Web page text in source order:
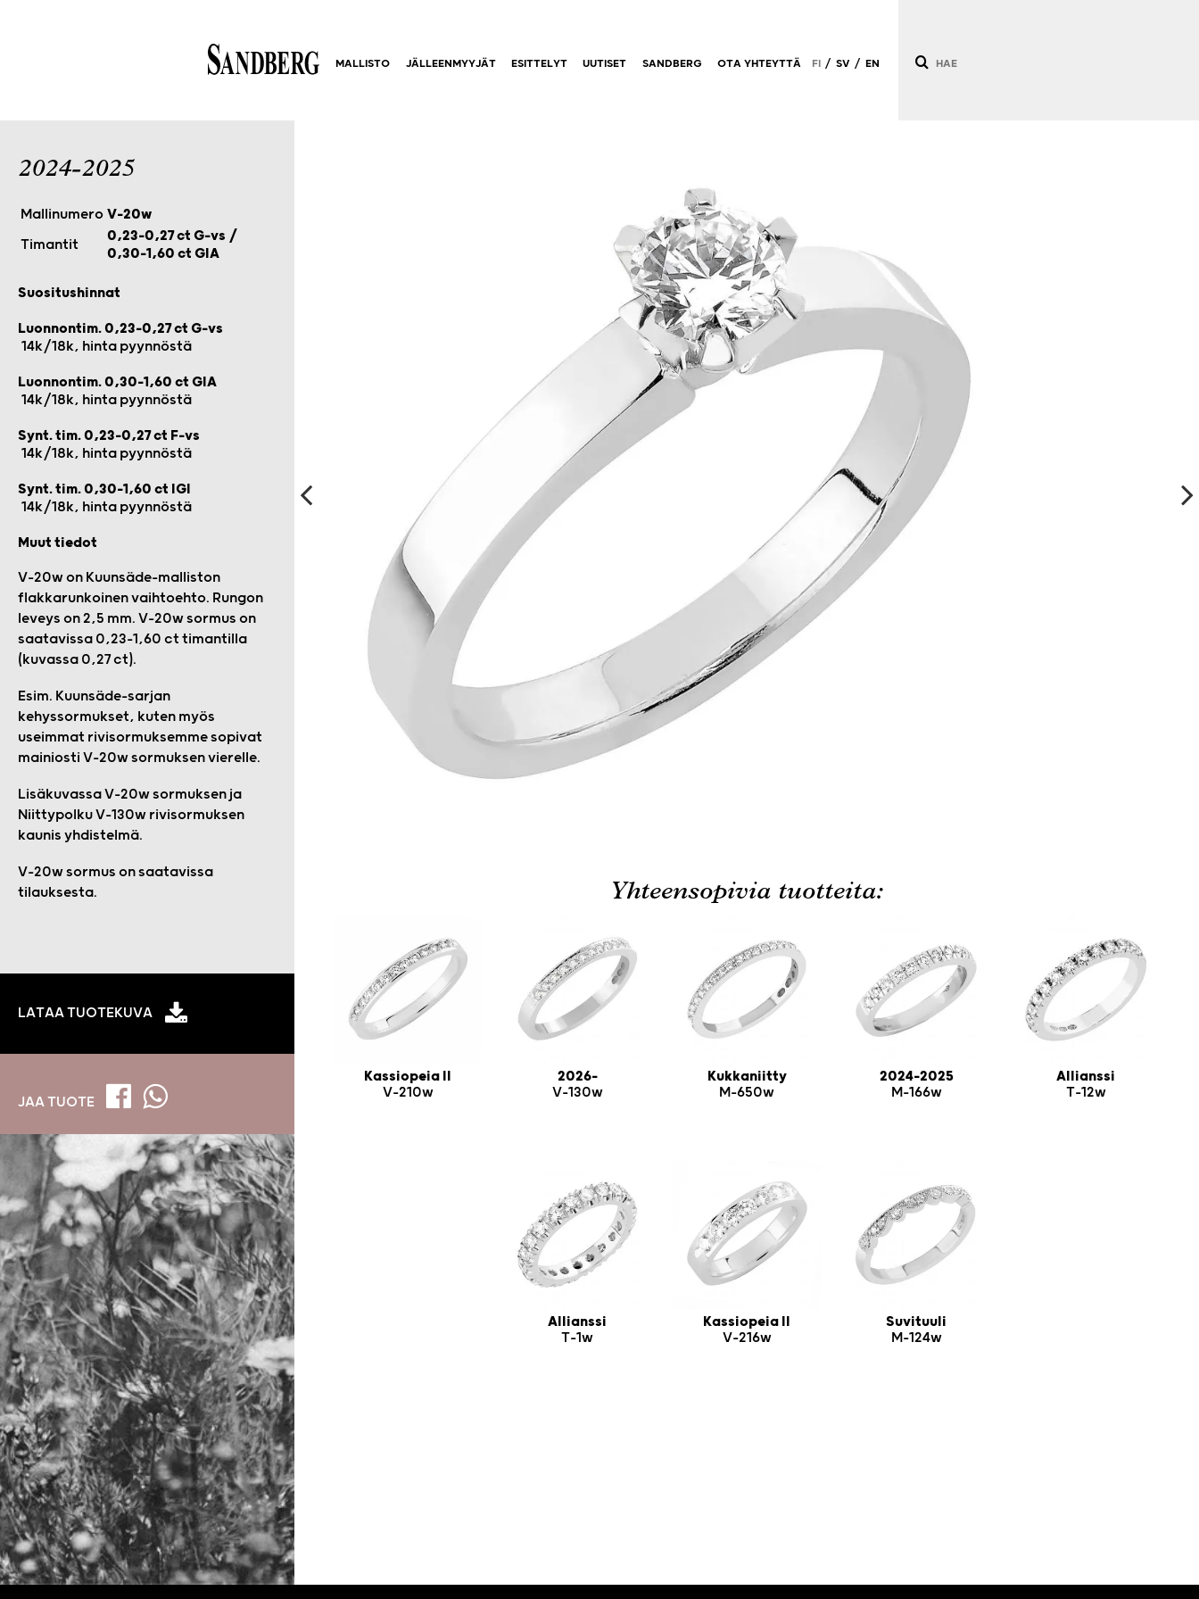
2024-2025
Mallinumero V-20w
Timantit
0,23–0,27 ct G-vs /
0,30–1,60 ct GIA
Suositushinnat
Luonnontim. 0,23-0,27 ct G-vs
14k/18k, hinta pyynnöstä
Luonnontim. 0,30-1,60 ct GIA
14k/18k, hinta pyynnöstä
Synt. tim. 0,23-0,27 ct F-vs
14k/18k, hinta pyynnöstä
Synt. tim. 0,30-1,60 ct IGI
14k/18k, hinta pyynnöstä
Muut tiedot
V-20w on Kuunsäde-malliston
flakkarunkoinen vaihtoehto. Rungon
leveys on 2,5 mm. V-20w sormus on
saatavissa 0,23-1,60 ct timantilla
(kuvassa 0,27 ct).
Esim. Kuunsäde-sarjan
kehyssormukset, kuten myös
useimmat rivisormuksemme sopivat
mainiosti V-20w sormuksen vierelle.
Lisäkuvassa V-20w sormuksen ja
Niittypolku V-130w rivisormuksen
kaunis yhdistelmä.
V-20w sormus on saatavissa
tilauksesta.
LATAA TUOTEKUVA
JAA TUOTE
Yhteensopivia tuotteita:
Kassiopeia II
V-210w
2026-
V-130w
Kukkaniitty
M-650w
2024-2025
M-166w
Allianssi
T-12w
Allianssi
T-1w
Kassiopeia II
V-216w
Suvituuli
M-124w
MALLISTO JÄLLEENMYYJÄT ESITTELYT UUTISET SANDBERG OTA YHTEYTTÄ FI / SV / EN